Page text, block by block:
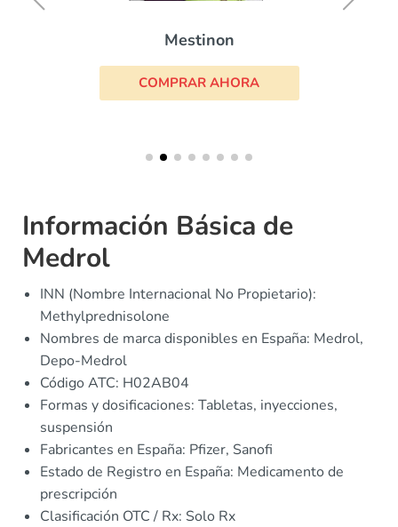
Mestinon
COMPRAR AHORA
Información Básica de
Medrol
INN (Nombre Internacional No Propietario):
Methylprednisolone
Nombres de marca disponibles en España: Medrol,
Depo-Medrol
Código ATC: H02AB04
Formas y dosificaciones: Tabletas, inyecciones,
suspensión
Fabricantes en España: Pfizer, Sanofi
Estado de Registro en España: Medicamento de
prescripción
Clasificación OTC / Rx: Solo Rx